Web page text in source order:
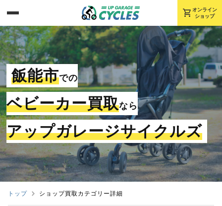
shopping_cart オンライン
ショップ
飯能市での
ベビーカー買取なら
アップガレージサイクルズ
トップ ショップ買取カテゴリー詳細